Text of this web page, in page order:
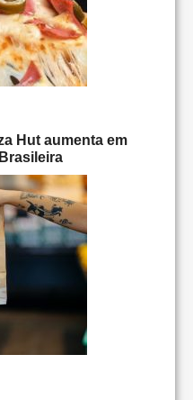
Hut aumenta em